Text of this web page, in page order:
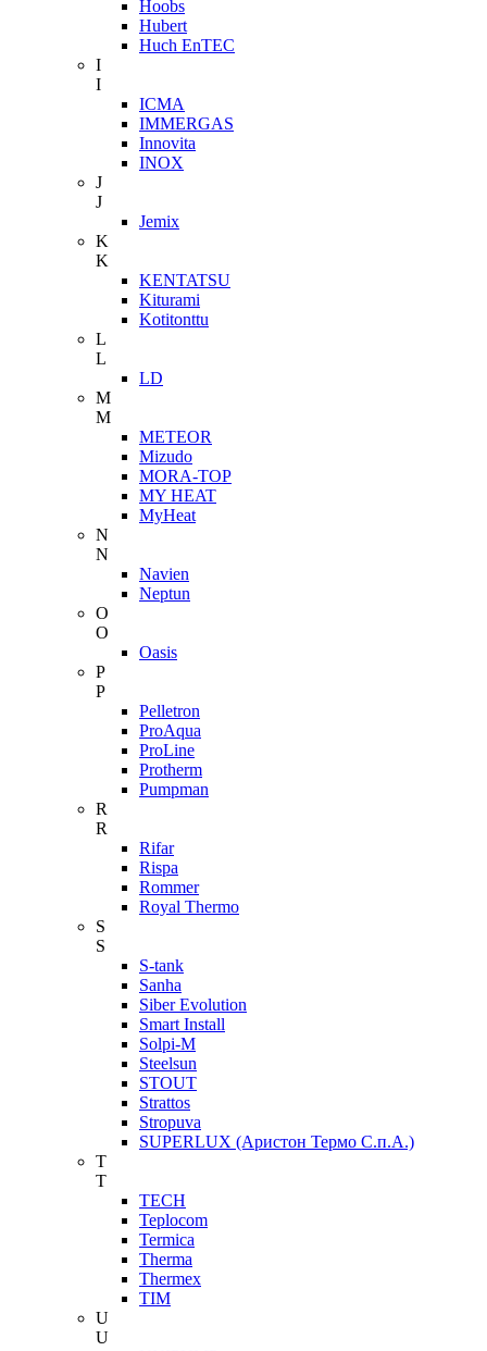
Hoobs
Hubert
Huch EnTEC
I
I
ICMA
IMMERGAS
Innovita
INOX
J
J
Jemix
K
K
KENTATSU
Kiturami
Kotitonttu
L
L
LD
M
M
METEOR
Mizudo
MORA-TOP
MY HEAT
MyHeat
N
N
Navien
Neptun
O
O
Oasis
P
P
Pelletron
ProAqua
ProLine
Protherm
Pumpman
R
R
Rifar
Rispa
Rommer
Royal Thermo
S
S
S-tank
Sanha
Siber Evolution
Smart Install
Solpi-M
Steelsun
STOUT
Strattos
Stropuva
SUPERLUX (Аристон Термо С.п.А.)
T
T
TECH
Teplocom
Termica
Therma
Thermex
TIM
U
U